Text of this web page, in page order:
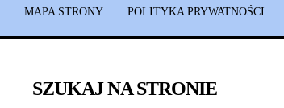
MAPA STRONY POLITYKA PRYWATNOŚCI
SZUKAJ NA STRONIE